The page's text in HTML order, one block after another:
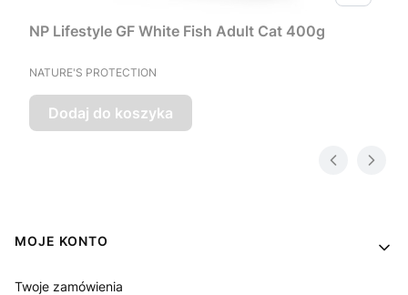
NP Lifestyle GF White Fish Adult Cat 400g
PRODUCENT
NATURE'S PROTECTION
Dodaj do koszyka
Linki w stopce
MOJE KONTO
Twoje zamówienia